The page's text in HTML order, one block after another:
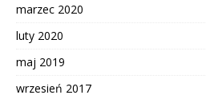
marzec 2020
luty 2020
maj 2019
wrzesień 2017